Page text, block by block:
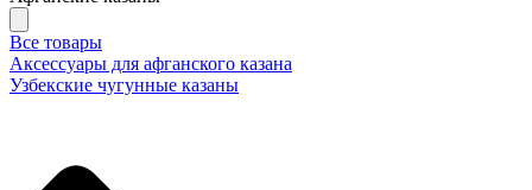
Все товары
Аксессуары для афганского казана
Узбекские чугунные казаны